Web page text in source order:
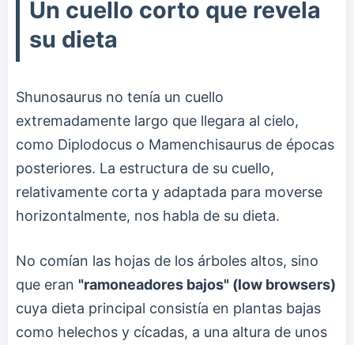
Un cuello corto que revela
su dieta
Shunosaurus no tenía un cuello
extremadamente largo que llegara al cielo,
como Diplodocus o Mamenchisaurus de épocas
posteriores. La estructura de su cuello,
relativamente corta y adaptada para moverse
horizontalmente, nos habla de su dieta.
No comían las hojas de los árboles altos, sino
que eran "ramoneadores bajos" (low browsers)
cuya dieta principal consistía en plantas bajas
como helechos y cícadas, a una altura de unos